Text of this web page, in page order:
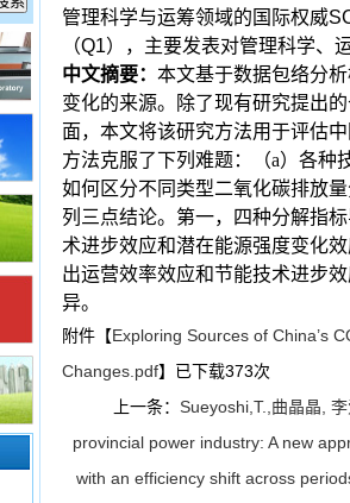
管理科学与运筹领域的国际权威
（Q1），主要发表对管理科学、
中文摘要： 本文基于数据包络分
变化的来源。除了现有研究提出
面，本文将该研究方法用于评估中
方法克服了下列难题：（a）各种
如何区分不同类型二氧化碳排放
列三点结论。第一，四种分解指
术进步效应和潜在能源强度变化
出运营效率效应和节能技术进步
异。
附件【Exploring Sources of China’s
Changes.pdf】已下载373次
上一条： Sueyoshi,T.,曲晶晶,
provincial power industry: A new
with an efficiency shift across